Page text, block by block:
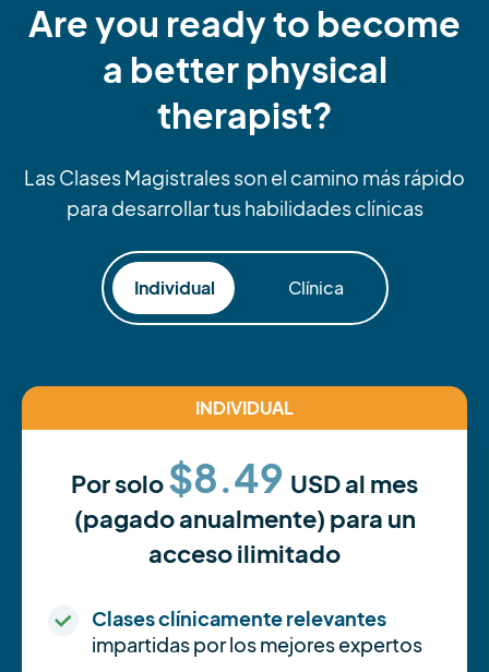
Are you ready to become
a better physical
therapist?
Las Clases Magistrales son el camino más rápido
para desarrollar tus habilidades clínicas
Individual Clínica
INDIVIDUAL
Por solo$8.49 USD al mes
(pagado anualmente) para un
acceso ilimitado
Clases clínicamente relevantes
impartidas por los mejores expertos